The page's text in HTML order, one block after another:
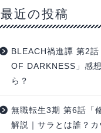
最近の投稿
BLEACH禍進譚 第2
OF DARKNESS」感
ら？
無職転生3期 第6話「
解説｜サラとは誰？